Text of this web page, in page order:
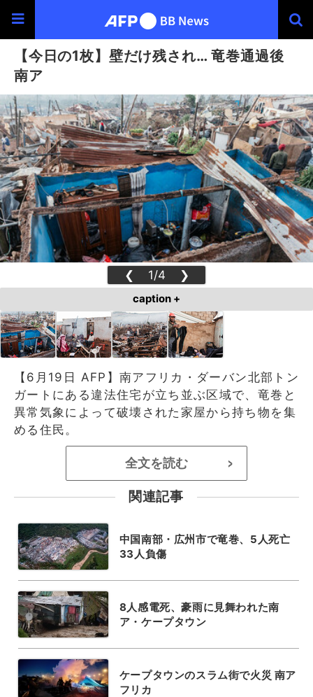
【今日の1枚】壁だけ残され… 竜巻通過後
南ア
❮ 1/4 ❯
caption +
【6月19日 AFP】南アフリカ・ダーバン北部トン
ガートにある違法住宅が立ち並ぶ区域で、竜巻と
異常気象によって破壊された家屋から持ち物を集
める住民。
全文を読む >
関連記事
中国南部・広州市で竜巻、5人死亡
33人負傷
8人感電死、豪雨に見舞われた南
ア・ケープタウン
ケープタウンのスラム街で火災 南ア
フリカ